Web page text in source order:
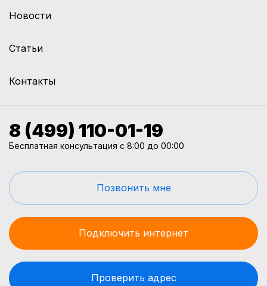
Новости
Статьи
Контакты
8 (499) 110-01-19
Бесплатная консультация с 8:00 до 00:00
Позвонить мне
Подключить интернет
Проверить адрес